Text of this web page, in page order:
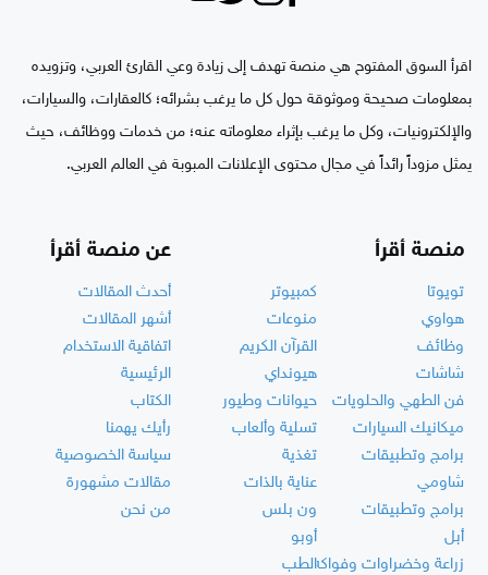
اقرأ السوق المفتوح هي منصة تهدف إلى زيادة وعي القارئ العربي، وتزويده
بمعلومات صحيحة وموثوقة حول كل ما يرغب بشرائه؛ كالعقارات، والسيارات،
والإلكترونيات، وكل ما يرغب بإثراء معلوماته عنه؛ من خدمات ووظائف، حيث
يمثل مزوداً رائداً في مجال محتوى الإعلانات المبوبة في العالم العربي.
منصة أقرأ
تويوتا
كمبيوتر
هواوي
منوعات
وظائف
القرآن الكريم
شاشات
هيونداي
فن الطهي والحلويات
حيوانات وطيور
ميكانيك السيارات
تسلية وألعاب
برامج وتطبيقات
تغذية
شاومي
عناية بالذات
برامج وتطبيقات
ون بلس
أبل
أوبو
زراعة وخضراوات وفواكهالطب
عن منصة أقرأ
أحدث المقالات
أشهر المقالات
اتفاقية الاستخدام
الرئيسية
الكتاب
رأيك يهمنا
سياسة الخصوصية
مقالات مشهورة
من نحن